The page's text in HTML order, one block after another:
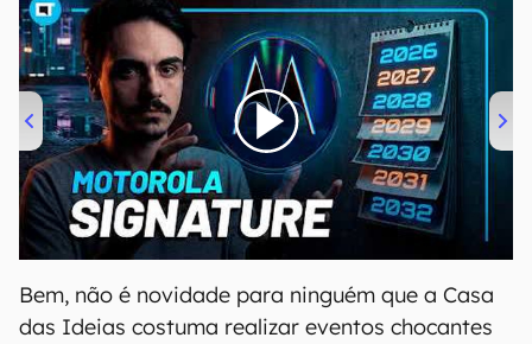
00:00/20:46
Bem, não é novidade para ninguém que a Casa
das Ideias costuma realizar eventos chocantes